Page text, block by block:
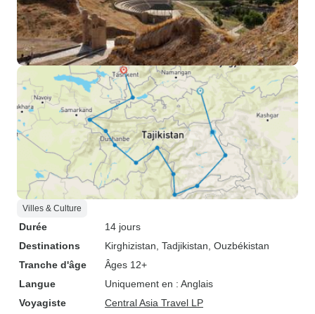
Villes & Culture
Durée
14 jours
Destinations
Kirghizistan , Tadjikistan , Ouzbékistan
Tranche d'âge
Âges 12+
Langue
Uniquement en : Anglais
Voyagiste
Central Asia Travel LP